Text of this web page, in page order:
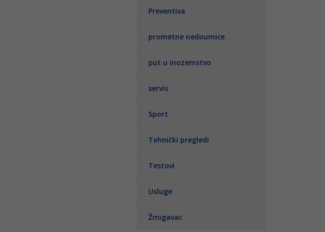
Preventiva
prometne nedoumice
put u inozemstvo
servis
Sport
Tehnički pregledi
Testovi
Usluge
Žmigavac